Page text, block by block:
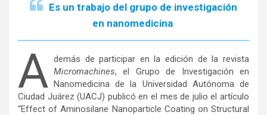
Es un trabajo del grupo de investigación
en nanomedicina
A demás de participar en la edición de la revista
Micromachines, el Grupo de Investigación en
Nanomedicina de la Universidad Autónoma de
Ciudad Juárez (UACJ) publicó en el mes de julio el artículo
“Effect of Aminosilane Nanoparticle Coating on Structural